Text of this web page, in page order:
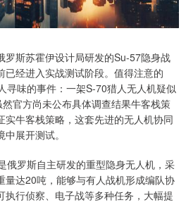
罗斯苏霍伊设计局研发的Su-57隐身战
已经进入实战测试阶段。值得注意的
寻味的事件：一架S-70猎人无人机疑似
官方尚未公布具体调查结果牛客栈策
实牛客栈策略，这套先进的无人机协同
展开测试。
俄罗斯自主研发的重型隐身无人机，采
量达20吨，能够与有人战机形成编队协
执行侦察、电子战等多种任务，大幅提